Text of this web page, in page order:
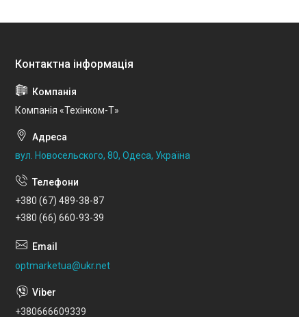
Компанія «Техінком-Т»
вул. Новосельского, 80, Одеса, Україна
+380 (67) 489-38-87
+380 (66) 660-93-39
optmarketua@ukr.net
+380666609339